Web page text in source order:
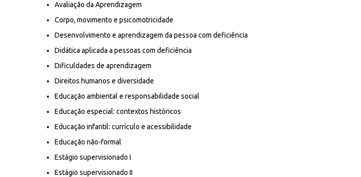
Avaliação da Aprendizagem
Corpo, movimento e psicomotricidade
Desenvolvimento e aprendizagem da pessoa com deficiência
Didática aplicada a pessoas com deficiência
Dificuldades de aprendizagem
Direitos humanos e diversidade
Educação ambiental e responsabilidade social
Educação especial: contextos históricos
Educação infantil: currículo e acessibilidade
Educação não-formal
Estágio supervisionado I
Estágio supervisionado II